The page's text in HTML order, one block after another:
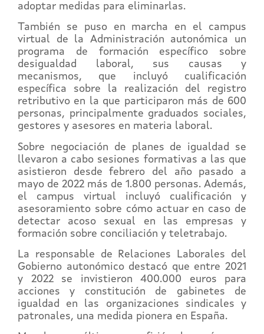
adoptar medidas para eliminarlas.
También se puso en marcha en el campus
virtual de la Administración autonómica un
programa de formación específico sobre
desigualdad laboral, sus causas y
mecanismos, que incluyó cualificación
específica sobre la realización del registro
retributivo en la que participaron más de 600
personas, principalmente graduados sociales,
gestores y asesores en materia laboral.
Sobre negociación de planes de igualdad se
llevaron a cabo sesiones formativas a las que
asistieron desde febrero del año pasado a
mayo de 2022 más de 1.800 personas. Además,
el campus virtual incluyó cualificación y
asesoramiento sobre cómo actuar en caso de
detectar acoso sexual en las empresas y
formación sobre conciliación y teletrabajo.
La responsable de Relaciones Laborales del
Gobierno autonómico destacó que entre 2021
y 2022 se invistieron 400.000 euros para
acciones y constitución de gabinetes de
igualdad en las organizaciones sindicales y
patronales, una medida pionera en España.